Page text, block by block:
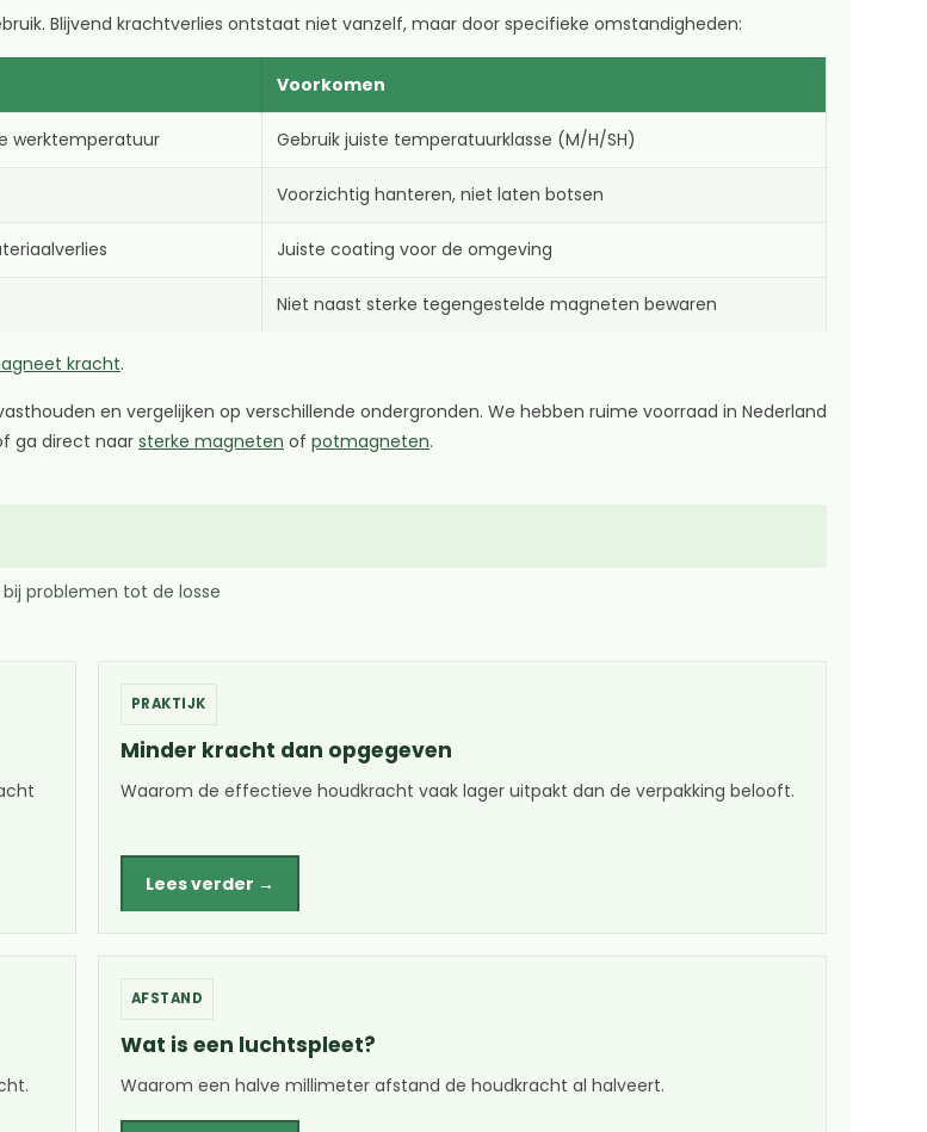
Blijvend krachtverlies ontstaat niet vanzelf, maar door specifieke omstandigheden:
Voorkomen
werktemperatuur Gebruik juiste temperatuurklasse (M/H/SH)
Voorzichtig hanteren, niet laten botsen
Juiste coating voor de omgeving
Niet naast sterke tegengestelde magneten bewaren
kracht.
en vergelijken op verschillende ondergronden. We hebben ruime voorraad in Nederland
ga direct naar sterke magneten of potmagneten.
problemen tot de losse
PRAKTIJK
Minder kracht dan opgegeven
Waarom de effectieve houdkracht vaak lager uitpakt dan de verpakking belooft.
Lees verder →
AFSTAND
Wat is een luchtspleet?
Waarom een halve millimeter afstand de houdkracht al halveert.